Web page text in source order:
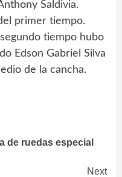
Saldivia.
primer tiempo.
tiempo hubo
Edson Gabriel Silva
de la cancha.
de ruedas especial
Next